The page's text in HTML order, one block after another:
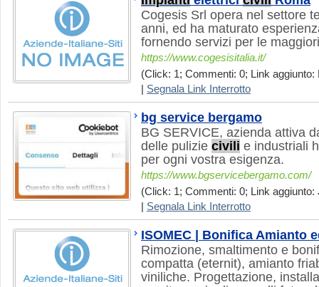
Cogesis Srl opera nel settore
anni, ed ha maturato
fornendo servizi per le
https://www.cogesisitalia.it/
(Click: 1; Commenti: 0; Link aggiunto:
Segnala Link Interrotto
bg service bergamo
BG SERVICE, azienda attiva
delle pulizie civili e industriali
per ogni vostra esigenza.
https://www.bgservicebergamo.com/
(Click: 1; Commenti: 0; Link aggiunto:
Segnala Link Interrotto
ISOMEC | Bonifica Amianto
Rimozione, smaltimento e
compatta (eternit), amianto
viniliche. Progettazione,